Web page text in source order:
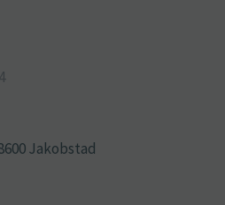
Jakobstad